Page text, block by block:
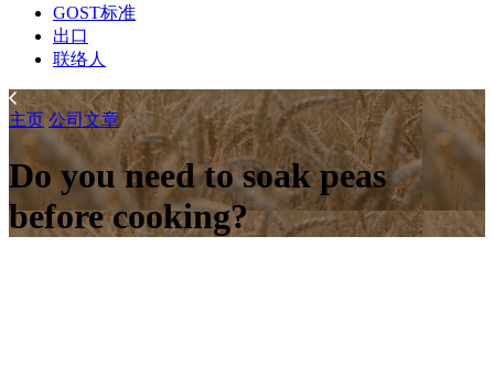
GOST标准
出口
联络人
主页 公司文章
Do you need to soak peas
before cooking?